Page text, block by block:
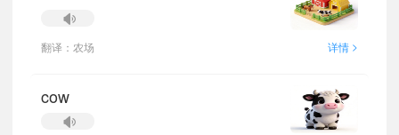
翻译：农场 详情 >
cow